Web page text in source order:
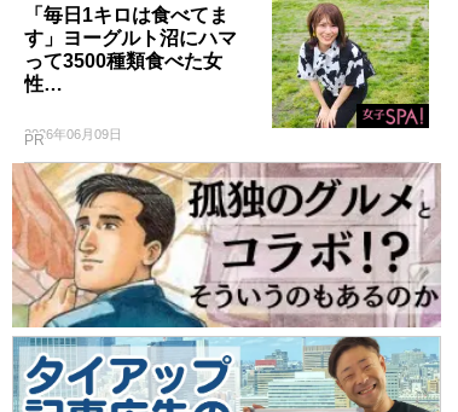
「毎日1キロは食べてま
す」ヨーグルト沼にハマ
って3500種類食べた女
性…
2026年06月09日
PR